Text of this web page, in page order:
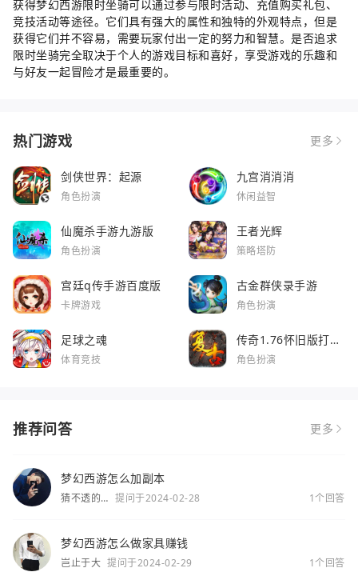
获得梦幻西游限时坐骑可以通过参与限时活动、充值购买礼包、
竞技活动等途径。它们具有强大的属性和独特的外观特点，但是
获得它们并不容易，需要玩家付出一定的努力和智慧。是否追求
限时坐骑完全取决于个人的游戏目标和喜好，享受游戏的乐趣和
与好友一起冒险才是最重要的。
热门游戏 更多
剑侠世界：起源
角色扮演
九宫消消消
休闲益智
仙魔杀手游九游版
角色扮演
王者光辉
策略塔防
宫廷q传手游百度版
卡牌游戏
古金群侠录手游
角色扮演
足球之魂
体育竞技
传奇1.76怀旧版打金
服
角色扮演
推荐问答 更多
梦幻西游怎么加副本
猜不透的
提问于2024-02-28 1个回答
梦幻西游怎么做家具赚钱
岂止于大 提问于2024-02-29 1个回答